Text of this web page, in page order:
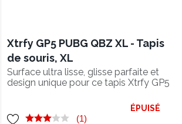
Xtrfy GP5 PUBG QBZ XL - Tapis
de souris, XL
Surface ultra lisse, glisse parfaite et
design unique pour ce tapis Xtrfy GP5
(1)
ÉPUISÉ